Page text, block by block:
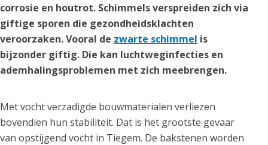
corrosie en houtrot. Schimmels verspreiden zich via
giftige sporen die gezondheidsklachten
veroorzaken. Vooral de zwarte schimmel is
bijzonder giftig. Die kan luchtweginfecties en
ademhalingsproblemen met zich meebrengen.
Met vocht verzadigde bouwmaterialen verliezen
bovendien hun stabiliteit. Dat is het grootste gevaar
van opstijgend vocht in Tiegem. De bakstenen worden